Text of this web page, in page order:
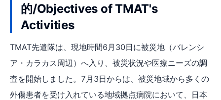
的/Objectives of TMAT's
Activities
TMAT先遣隊は、現地時間6月30日に被災地（バレンシ
ア・カラカス周辺）へ入り、被災状況や医療ニーズの調
査を開始しました。7月3日からは、被災地域から多くの
外傷患者を受け入れている地域拠点病院において、日本